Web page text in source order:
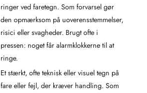
ringer ved faretegn. Som forvarsel gør
den opmærksom på uoverensstemmelser,
risici eller svagheder. Brugt ofte i
pressen: noget får alarmklokkerne til at
ringe.
Et stærkt, ofte teknisk eller visuel tegn på
fare eller fejl, der kræver handling. Som